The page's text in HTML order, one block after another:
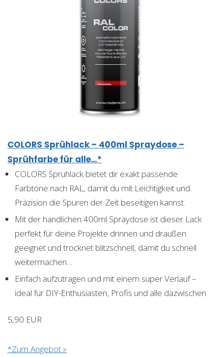
COLORS Sprühlack – 400ml Spraydose –
Sprühfarbe für alle…*
COLORS Sprühlack bietet dir exakt passende
Farbtöne nach RAL, damit du mit Leichtigkeit und
Präzision die Spuren der Zeit beseitigen kannst.
Mit der handlichen 400ml Spraydose ist dieser Lack
perfekt für deine Projekte drinnen und draußen
geeignet und trocknet blitzschnell, damit du schnell
weitermachen…
Einfach aufzutragen und mit einem super Verlauf –
ideal für DIY-Enthusiasten, Profis und alle dazwischen
5,90 EUR
*Zum Angebot »